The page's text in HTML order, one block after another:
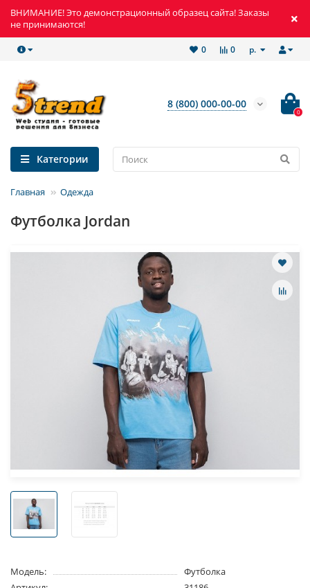
ВНИМАНИЕ! Это демонстрационный образец сайта! Заказы
не принимаются!
р.
0
0
8 (800) 000-00-00
0
Категории
Главная Одежда
Футболка Jordan
Модель:
Футболка